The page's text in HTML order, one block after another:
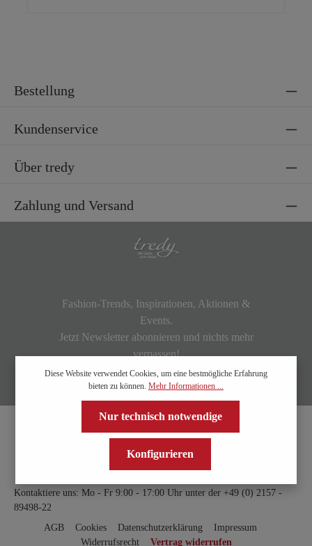
Bestellung
Kundenservice
Über tredy
Zahlung und Versand
Fashion-Trends, Inspirationen, Aktionen &
Events.
Jetzt Newsletter abonnieren und nichts mehr
verpassen!
Kontaktiere uns: Mo - Fr 9:00 - 17:00 Uhr unter der +49 (0) 2157 -
89498-22
AGB
Cookies Datenschutzerklärung
Impressum
Widerrufsrecht
Vertrag widerrufen
Diese Website verwendet Cookies, um eine bestmögliche Erfahrung
bieten zu können. Mehr Informationen ...
Nur technisch notwendige
Konfigurieren